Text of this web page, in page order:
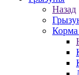
Назад
Корма